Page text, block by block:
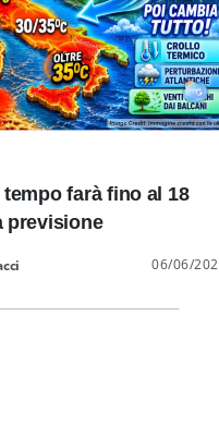
farà fino al 18
previsione
06/06/